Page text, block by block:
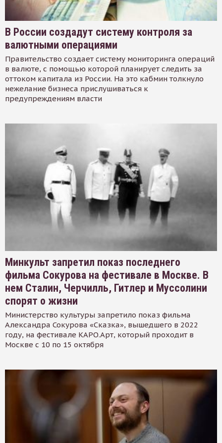
В России создадут систему контроля за
валютными операциями
Правительство создает систему мониторинга операций
в валюте, с помощью которой планирует следить за
оттоком капитала из России. На это кабмин толкнуло
нежелание бизнеса прислушиваться к
предупреждениям власти
Минкульт запретил показ последнего
фильма Сокурова на фестивале в Москве. В
нем Сталин, Черчилль, Гитлер и Муссолини
спорят о жизни
Министерство культуры запретило показ фильма
Александра Сокурова «Сказка», вышедшего в 2022
году, на фестивале КАРО.Арт, который проходит в
Москве с 10 по 15 октября